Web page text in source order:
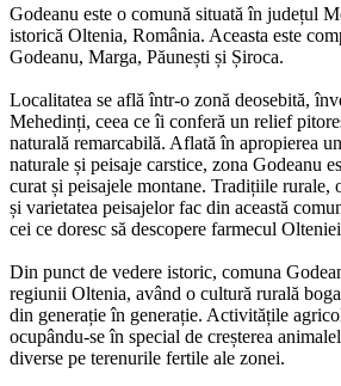
Godeanu este o comună situată în județul
istorică Oltenia, România. Aceasta este
Godeanu, Marga, Păunești și Șiroca.
Localitatea se află într-o zonă deosebită,
Mehedinți, ceea ce îi conferă un relief
naturală remarcabilă. Aflată în apropierea
naturale și peisaje carstice, zona Godeanu
curat și peisajele montane. Tradițiile rurale,
și varietatea peisajelor fac din această
cei ce doresc să descopere farmecul
Din punct de vedere istoric, comuna
regiunii Oltenia, având o cultură rurală
din generație în generație. Activitățile
ocupându-se în special de creșterea
diverse pe terenurile fertile ale zonei.